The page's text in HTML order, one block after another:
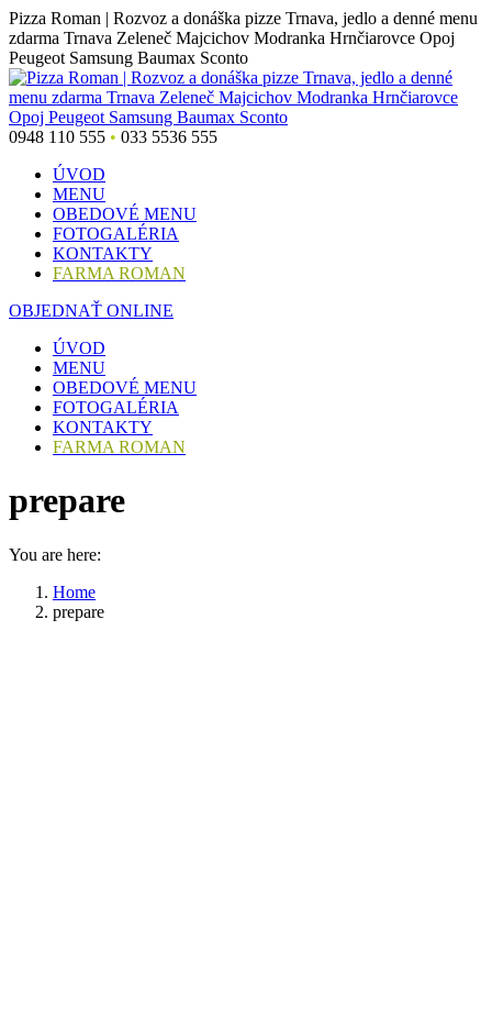
Skip
to
content
Pizza Roman | Rozvoz a donáška pizze Trnava, jedlo a denné menu
zdarma Trnava Zeleneč Majcichov Modranka Hrnčiarovce Opoj
Peugeot Samsung Baumax Sconto
0948 110 555 • 033 5536 555
ÚVOD
MENU
OBEDOVÉ MENU
FOTOGALÉRIA
KONTAKTY
FARMA ROMAN
OBJEDNAŤ ONLINE
page
opens
new
window
ÚVOD
MENU
OBEDOVÉ MENU
FOTOGALÉRIA
KONTAKTY
FARMA ROMAN
prepare
You are here:
Home
prepare